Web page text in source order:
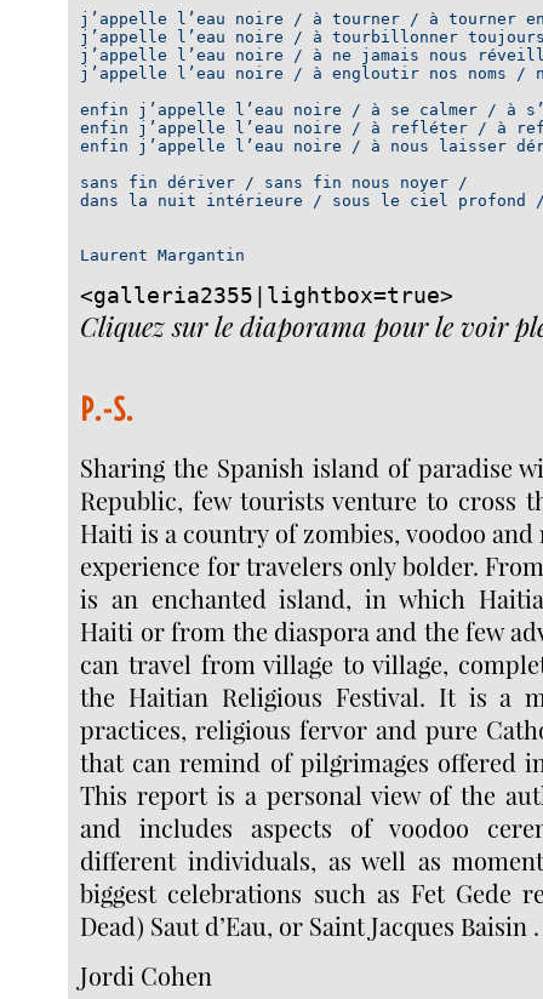
j’appelle l’eau noire / à tourner / à tourner
j’appelle l’eau noire / à tourbillonner
j’appelle l’eau noire / à ne jamais nous
j’appelle l’eau noire / à engloutir nos noms /
enfin j’appelle l’eau noire / à se calmer / à
enfin j’appelle l’eau noire / à refléter / à
enfin j’appelle l’eau noire / à nous laisser
sans fin dériver / sans fin nous noyer /
dans la nuit intérieure / sous le ciel profond
Laurent Margantin
<galleria2355|lightbox=true>
Cliquez sur le diaporama pour le voir
P.-S.
Sharing the Spanish island of paradise
Republic, few tourists venture to cross
Haiti is a country of zombies, voodoo and
experience for travelers only bolder.
is an enchanted island, in which
Haiti or from the diaspora and the few
can travel from village to village,
the Haitian Religious Festival. It is a
practices, religious fervor and pure
that can remind of pilgrimages offered
This report is a personal view of the
and includes aspects of voodoo
different individuals, as well as
biggest celebrations such as Fet Gede
Dead) Saut d’Eau, or Saint Jacques Baisin .
Jordi Cohen